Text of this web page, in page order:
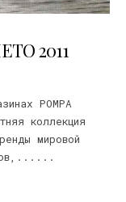
2011
POMPA
коллекция
мировой